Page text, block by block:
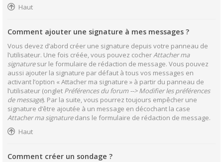
Haut
Comment ajouter une signature à mes messages ?
Vous devez d’abord créer une signature depuis votre panneau de
l’utilisateur. Une fois créée, vous pouvez cocherAttacher ma
signaturesur le formulaire de rédaction de message. Vous pouvez
aussi ajouter la signature par défaut à tous vos messages en
activant l’option « Attacher ma signature » à partir du panneau de
l’utilisateur (onglet Préférences du forum --> Modifier les préférences
de message). Par la suite, vous pourrez toujours empêcher une
signature d’être ajoutée à un message en décochant la case
Attacher ma signaturedans le formulaire de rédaction de message.
Haut
Comment créer un sondage ?